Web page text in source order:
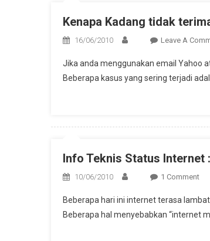
Kenapa Kadang tidak
16/06/2010 Leave A
Jika anda menggunakan email Yahoo
Beberapa kasus yang sering terjadi adal
Info Teknis Status Internet
10/06/2010 1 CommentOn
Beberapa hari ini internet terasa
Beberapa hal menyebabkan “internet